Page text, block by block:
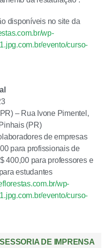
disponíveis no site da
wp-
evento/curso-
– Rua Ivone Pimentel,
(PR)
de empresas
para profissionais de
400,00 para professores e
estudantes
wp-
evento/curso-
DE IMPRENSA